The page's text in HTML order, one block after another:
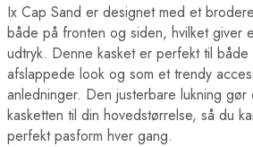
Ix Cap Sand er designet med et
både på fronten og siden, hvilket giver
udtryk. Denne kasket er perfekt til både
afslappede look og som et trendy
anledninger. Den justerbare lukning gør
kasketten til din hovedstørrelse, så du
perfekt pasform hver gang.